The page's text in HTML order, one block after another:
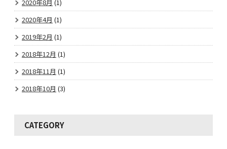
2020年8月 (1)
2020年4月 (1)
2019年2月 (1)
2018年12月 (1)
2018年11月 (1)
2018年10月 (3)
CATEGORY